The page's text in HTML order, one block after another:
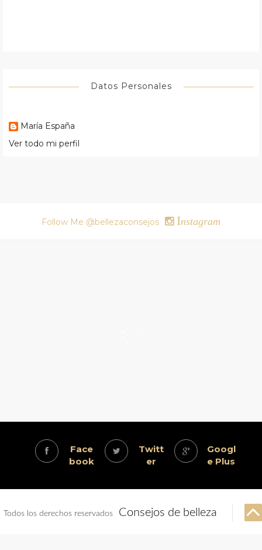
Datos Personales
María España
Ver todo mi perfil
Follow Me @bellezaconsejos Instagram
Face
book
Twitt
er
Googl
e Plus
Todos los derechos reservados Consejos de belleza